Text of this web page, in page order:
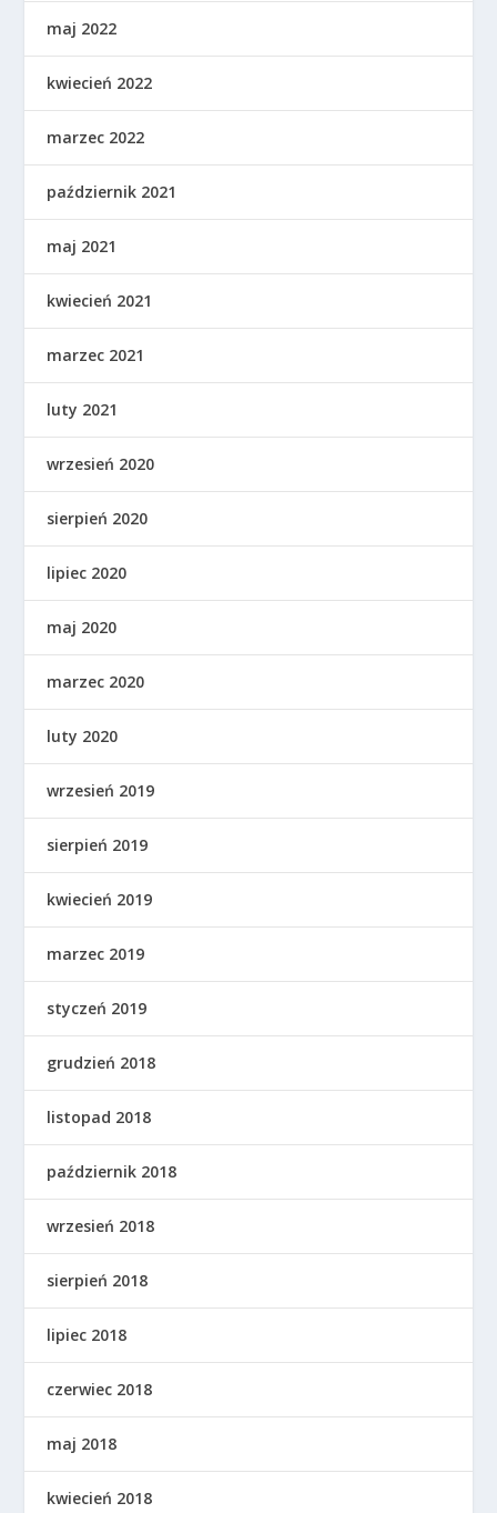
maj 2022
kwiecień 2022
marzec 2022
październik 2021
maj 2021
kwiecień 2021
marzec 2021
luty 2021
wrzesień 2020
sierpień 2020
lipiec 2020
maj 2020
marzec 2020
luty 2020
wrzesień 2019
sierpień 2019
kwiecień 2019
marzec 2019
styczeń 2019
grudzień 2018
listopad 2018
październik 2018
wrzesień 2018
sierpień 2018
lipiec 2018
czerwiec 2018
maj 2018
kwiecień 2018